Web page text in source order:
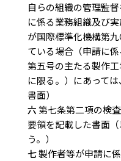
自らの組織の管理監
に係る業務組織及び
が国際標準化機構第
ている場合（申請に
第五号の主たる製作
に限る。）にあって
書面）
六第七条第二項の検
要領を記載した書面
う。）
七製作者等が申請に